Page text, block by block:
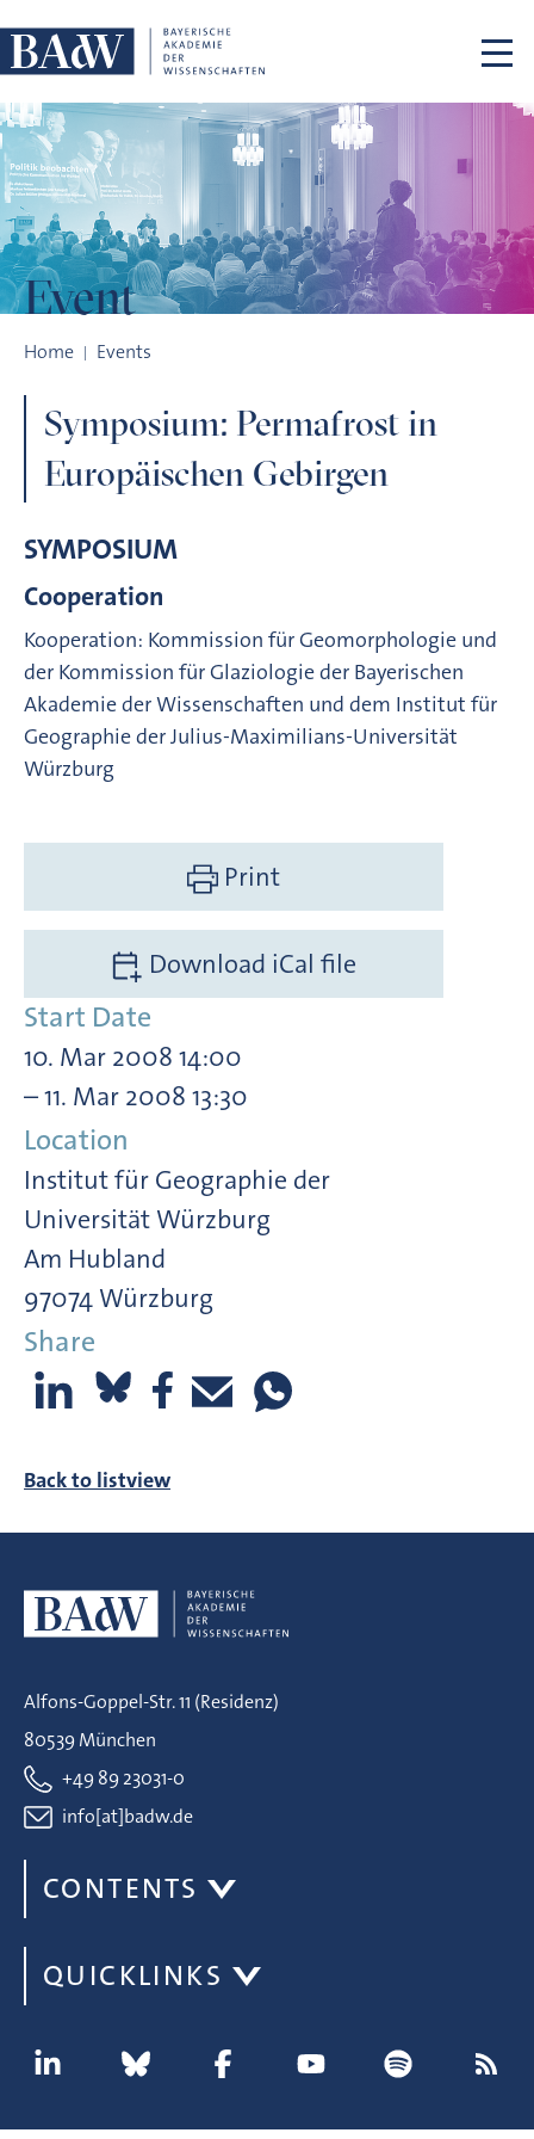
Event
Home Events
Symposium: Permafrost in
Europäischen Gebirgen
SYMPOSIUM
Cooperation
Kooperation: Kommission für Geomorphologie und
der Kommission für Glaziologie der Bayerischen
Akademie der Wissenschaften und dem Institut für
Geographie der Julius-Maximilians-Universität
Würzburg
Print
Download iCal file
Start Date
10. Mar 2008 14:00
– 11. Mar 2008 13:30
Location
Institut für Geographie der
Universität Würzburg
Am Hubland
97074 Würzburg
Share
Back to listview
Alfons-Goppel-Str. 11 (Residenz)
80539 München
+49 89 23031-0
info[at]badw.de
CONTENTS
QUICKLINKS